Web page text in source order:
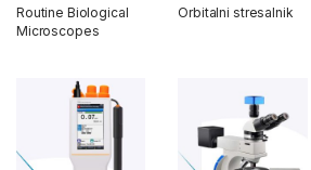
Routine Biological
Microscopes
Orbitalni stresalnik